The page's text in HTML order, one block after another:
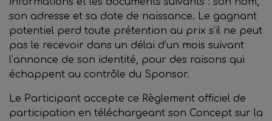
son adresse et sa date de naissance. Le gagnant
potentiel perd toute prétention au prix s’il ne peut
pas le recevoir dans un délai d’un mois suivant
l’annonce de son identité, pour des raisons qui
échappent au contrôle du Sponsor.
Le Participant accepte ce Règlement officiel de
participation en téléchargeant son Concept sur la